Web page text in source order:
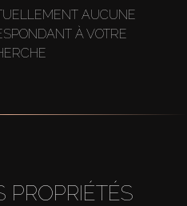
AUCUNE
À VOTRE
PROPRIÉTÉS